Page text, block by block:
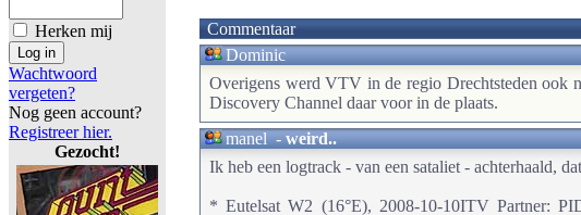
Herken mij
Wachtwoord
vergeten?
Nog geen account?
Registreer hier.
Gezocht!
Commentaar
Dominic
Overigens werd VTV in de regio Drechtsteden ook
Discovery Channel daar voor in de plaats.
manel-weird..
Ik heb een logtrack - van een sataliet - achterhaald,
* Eutelsat W2 (16°E), 2008-10-10ITV Partner: